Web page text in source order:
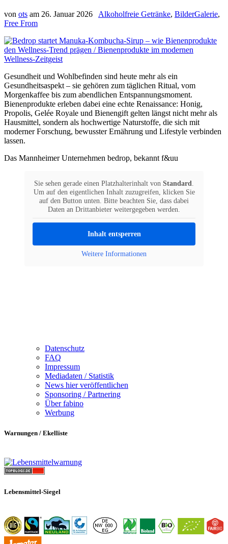
von ots am 26. Januar 2026 Alkoholfreie Getränke, BilderGalerie,
Free From
Gesundheit und Wohlbefinden sind heute mehr als ein
Gesundheitsaspekt – sie gehören zum täglichen Ritual, vom
Morgenkaffee bis zum abendlichen Entspannungsmoment.
Bienenprodukte erleben dabei eine echte Renaissance: Honig,
Propolis, Gelée Royale und Bienengift gelten längst nicht mehr als
Hausmittel, sondern als hochwertige Naturstoffe, die sich mit
moderner Forschung, bewusster Ernährung und Lifestyle verbinden
lassen.
Das Mannheimer Unternehmen bedrop, bekannt f&uu
Sie sehen gerade einen Platzhalterinhalt von Standard.
Um auf den eigentlichen Inhalt zuzugreifen, klicken Sie
auf den Button unten. Bitte beachten Sie, dass dabei
Daten an Drittanbieter weitergegeben werden.
Inhalt entsperren
Weitere Informationen
Datenschutz
FAQ
Impressum
Mediadaten / Statistik
News hier veröffentlichen
Sponsoring / Partnering
Über fabino
Werbung
Warnungen / Ekelliste
Lebensmittel-Siegel